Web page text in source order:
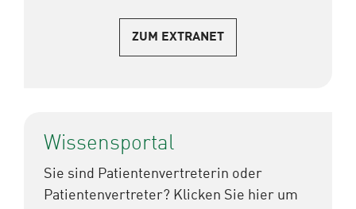
ZUM EXTRANET
Wissensportal
Sie sind Patientenvertreterin oder
Patientenvertreter? Klicken Sie hier um